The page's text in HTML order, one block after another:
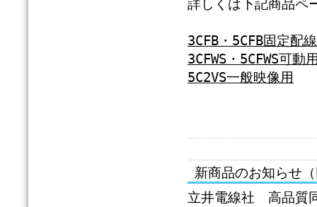
詳しくは下記商品ペ
3CFB・5CFB固定配
3CFWS・5CFWS可動
5C2VS一般映像用
新商品のお知らせ
立井電線社 高品質